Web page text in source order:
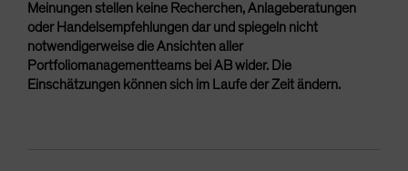
Meinungen stellen keine Recherchen, Anlageberatungen
oder Handelsempfehlungen dar und spiegeln nicht
notwendigerweise die Ansichten aller
Portfoliomanagementteams bei AB wider. Die
Einschätzungen können sich im Laufe der Zeit ändern.